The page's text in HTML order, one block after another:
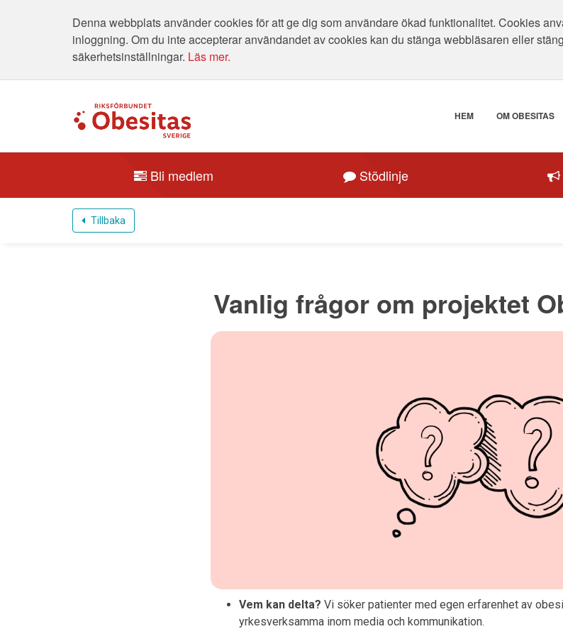
Denna webbplats använder cookies för att ge dig som användare ökad funktionalitet. Cookies
inloggning. Om du inte accepterar användandet av cookies kan du stänga webbläsaren eller
säkerhetsinställningar. Läs mer.
HEM OM OBESITAS
Bli medlem Stödlinje
Tillbaka
Vanlig frågor om projektet
Vem kan delta? Vi söker patienter med egen erfarenhet av
yrkesverksamma inom media och kommunikation.